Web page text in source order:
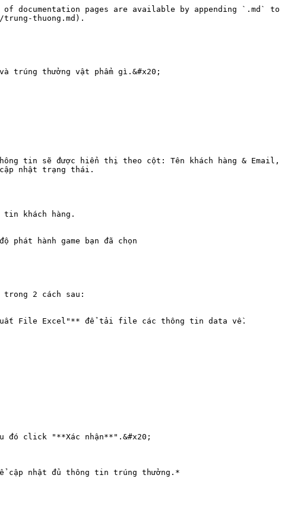
documentation pages are available by appending `.md` to
thuong.md).
trúng thưởng vật phẩm gì.&#x20;
tin sẽ được hiển thị theo cột: Tên khách hàng & Email,
nhật trạng thái.
khách hàng.
phát hành game bạn đã chọn
2 cách sau:
File Excel"** để tải file các thông tin data về.
đó click "**Xác nhận**".&#x20;
cập nhật đủ thông tin trúng thưởng.*